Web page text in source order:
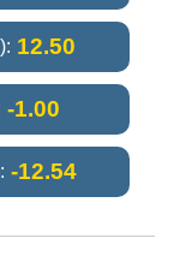
12.50
-1.00
-12.54